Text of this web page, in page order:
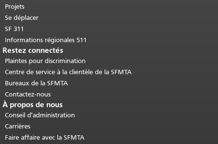
Projets
Se déplacer
SF 311
Informations régionales 511
Restez connectés
Plaintes pour discrimination
Centre de service à la clientèle de la SFMTA
Bureaux de la SFMTA
Contactez-nous
À propos de nous
Conseil d'administration
Carrières
Faire affaire avec la SFMTA